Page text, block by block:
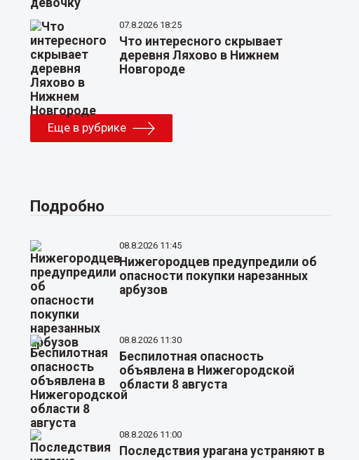
07.8.2026 18:25
Что интересного скрывает
деревня Ляхово в Нижнем
Новгороде
Еще в рубрике
Подробно
08.8.2026 11:45
Нижегородцев предупредили об
опасности покупки нарезанных
арбузов
08.8.2026 11:30
Беспилотная опасность
объявлена в Нижегородской
области 8 августа
08.8.2026 11:00
Последствия урагана устраняют в